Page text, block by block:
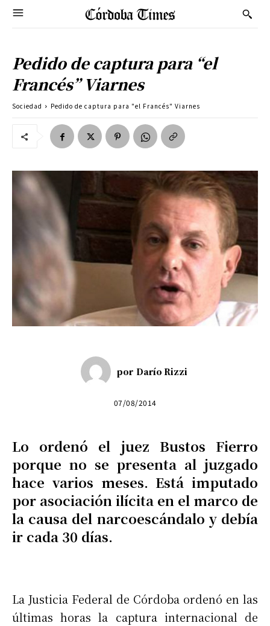
Pedido de captura para “el
Francés” Viarnes
Sociedad Pedido de captura para "el Francés" Viarnes
por Darío Rizzi
07/08/2014
Lo ordenó el juez Bustos Fierro
porque no se presenta al juzgado
hace varios meses. Está imputado
por asociación ilícita en el marco de
la causa del narcoescándalo y debía
ir cada 30 días.
La Justicia Federal de Córdoba ordenó en las
últimas horas la captura internacional de